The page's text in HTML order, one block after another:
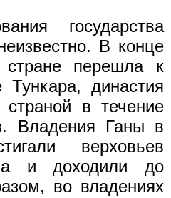
государства
В конце
перешла к
династия
страной в течение
Владения Ганы в
верховьев
и доходили до
во владениях